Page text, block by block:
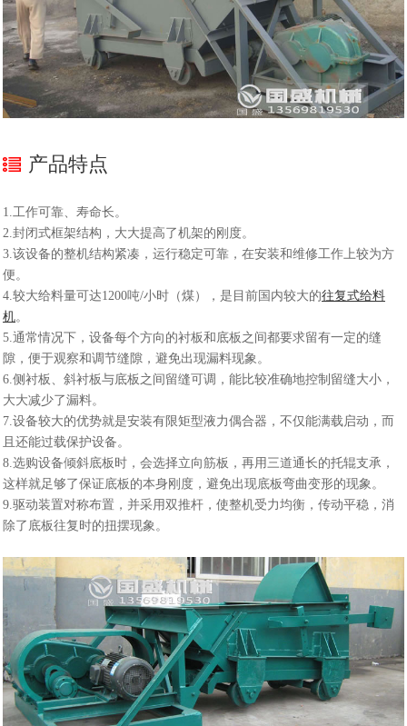
产品特点
1.工作可靠、寿命长。
2.封闭式框架结构，大大提高了机架的刚度。
3.该设备的整机结构紧凑，运行稳定可靠，在安装和维修工作上较为方
便。
4.较大给料量可达1200吨/小时（煤），是目前国内较大的往复式给料
机。
5.通常情况下，设备每个方向的衬板和底板之间都要求留有一定的缝
隙，便于观察和调节缝隙，避免出现漏料现象。
6.侧衬板、斜衬板与底板之间留缝可调，能比较准确地控制留缝大小，
大大减少了漏料。
7.设备较大的优势就是安装有限矩型液力偶合器，不仅能满载启动，而
且还能过载保护设备。
8.选购设备倾斜底板时，会选择立向筋板，再用三道通长的托辊支承，
这样就足够了保证底板的本身刚度，避免出现底板弯曲变形的现象。
9.驱动装置对称布置，并采用双推杆，使整机受力均衡，传动平稳，消
除了底板往复时的扭摆现象。